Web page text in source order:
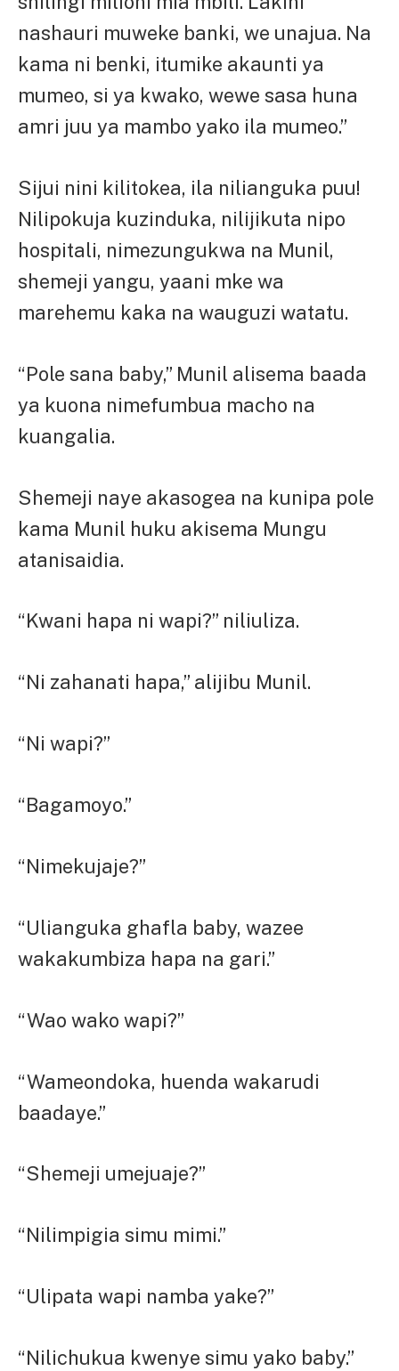
nashauri muweke banki, we unajua. Na
kama ni benki, itumike akaunti ya
mumeo, si ya kwako, wewe sasa huna
amri juu ya mambo yako ila mumeo.”
Sijui nini kilitokea, ila nilianguka puu!
Nilipokuja kuzinduka, nilijikuta nipo
hospitali, nimezungukwa na Munil,
shemeji yangu, yaani mke wa
marehemu kaka na wauguzi watatu.
“Pole sana baby,” Munil alisema baada
ya kuona nimefumbua macho na
kuangalia.
Shemeji naye akasogea na kunipa pole
kama Munil huku akisema Mungu
atanisaidia.
“Kwani hapa ni wapi?” niliuliza.
“Ni zahanati hapa,” alijibu Munil.
“Ni wapi?”
“Bagamoyo.”
“Nimekujaje?”
“Ulianguka ghafla baby, wazee
wakakumbiza hapa na gari.”
“Wao wako wapi?”
“Wameondoka, huenda wakarudi
baadaye.”
“Shemeji umejuaje?”
“Nilimpigia simu mimi.”
“Ulipata wapi namba yake?”
“Nilichukua kwenye simu yako baby.”